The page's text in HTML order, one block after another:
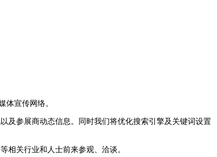
体宣传网络。
及参展商动态信息。同时我们将优化搜索引擎及关键词设置
相关行业和人士前来参观、洽谈。